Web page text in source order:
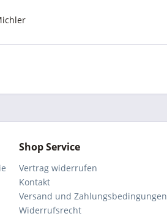
Shop Service
Vertrag widerrufen
Kontakt
Versand und Zahlungsbedingungen
Widerrufsrecht